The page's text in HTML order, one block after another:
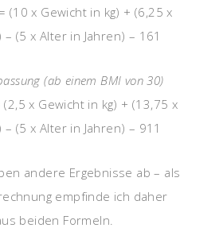
(10 x Gewicht in kg) + (6,25 x
(5 x Alter in Jahren) – 161
(ab einem BMI von 30)
x Gewicht in kg) + (13,75 x
(5 x Alter in Jahren) – 911
andere Ergebnisse ab – als
empfinde ich daher
beiden Formeln.